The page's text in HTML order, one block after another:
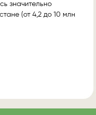
значительно
(от 4,2 до 10 млн